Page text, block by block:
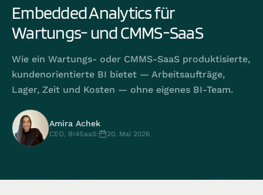
Embedded Analytics für
Wartungs- und CMMS-SaaS
Wie ein Wartungs- oder CMMS-SaaS produktisierte,
kundenorientierte BI bietet — Arbeitsaufträge,
Lager, Zeit und Kosten — ohne eigenes BI-Team.
Amira Achek
CEO, BI4SaaS· 20. Mai 2026